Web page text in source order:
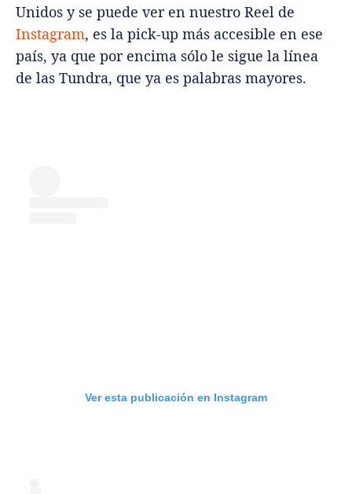
Unidos y se puede ver en nuestro Reel de
Instagram, es la pick-up más accesible en ese
país, ya que por encima sólo le sigue la línea
de las Tundra, que ya es palabras mayores.
Ver esta publicación en Instagram